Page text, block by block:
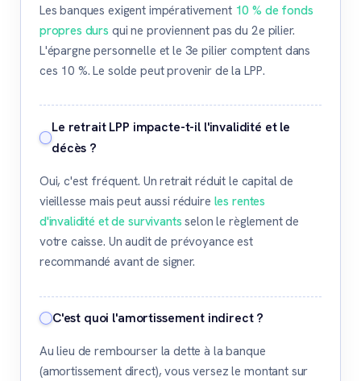
Les banques exigent impérativement 10 % de fonds
propres durs qui ne proviennent pas du 2e pilier.
L'épargne personnelle et le 3e pilier comptent dans
ces 10 %. Le solde peut provenir de la LPP.
Le retrait LPP impacte-t-il l'invalidité et le
décès ?
Oui, c'est fréquent. Un retrait réduit le capital de
vieillesse mais peut aussi réduire les rentes
d'invalidité et de survivants selon le règlement de
votre caisse. Un audit de prévoyance est
recommandé avant de signer.
C'est quoi l'amortissement indirect ?
Au lieu de rembourser la dette à la banque
(amortissement direct), vous versez le montant sur